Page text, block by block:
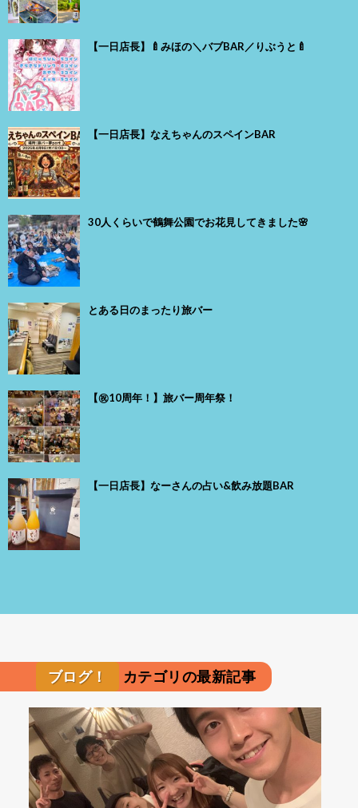
【一日店長】🍼みほの＼バブBAR／りぶうと🍼
【一日店長】なえちゃんのスペインBAR
30人くらいで鶴舞公園でお花見してきました🌸
とある日のまったり旅バー
【㊗️10周年！】旅バー周年祭！
【一日店長】なーさんの占い&飲み放題BAR
ブログ！ カテゴリの最新記事